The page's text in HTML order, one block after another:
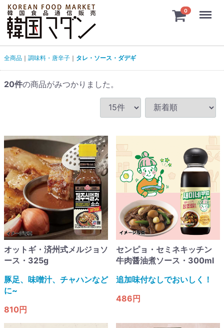
0 Menu
全商品 調味料・唐辛子 タレ・ソース・ダデギ
20件の商品がみつかりました。
オットギ・済州式メルジョソ
ース・325g
豚足、味噌汁、チャハンなど
に~​
810円
センピョ・セミネキッチン
牛肉醤油煮ソース・300ml
追加味付なしでおいしく！​
486円